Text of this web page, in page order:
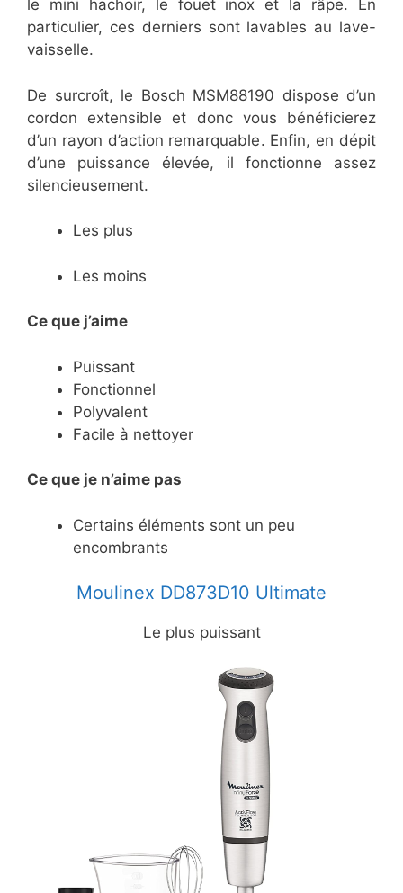
le mini hachoir, le fouet inox et la râpe. En
particulier, ces derniers sont lavables au lave-
vaisselle.
De surcroît, le Bosch MSM88190 dispose d’un
cordon extensible et donc vous bénéficierez
d’un rayon d’action remarquable. Enfin, en dépit
d’une puissance élevée, il fonctionne assez
silencieusement.
Les plus
Les moins
Ce que j’aime
Puissant
Fonctionnel
Polyvalent
Facile à nettoyer
Ce que je n’aime pas
Certains éléments sont un peu
encombrants
Moulinex DD873D10 Ultimate
Le plus puissant